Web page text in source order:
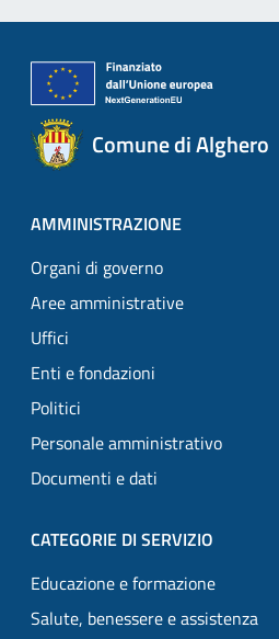
Comune di Alghero
AMMINISTRAZIONE
Organi di governo
Aree amministrative
Uffici
Enti e fondazioni
Politici
Personale amministrativo
Documenti e dati
CATEGORIE DI SERVIZIO
Educazione e formazione
Salute, benessere e assistenza